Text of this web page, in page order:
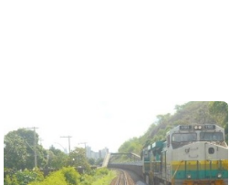
энергетический ландшафт
зависимость от импортного
топлива. Расскажем последние